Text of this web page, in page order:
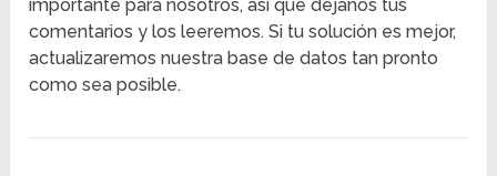
importante para nosotros, así que déjanos tus
comentarios y los leeremos. Si tu solución es mejor,
actualizaremos nuestra base de datos tan pronto
como sea posible.